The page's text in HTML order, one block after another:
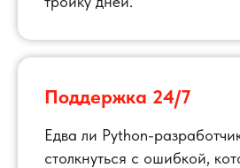
Поддержка 24/7
Едва ли Python-
столкнуться с ошибкой,